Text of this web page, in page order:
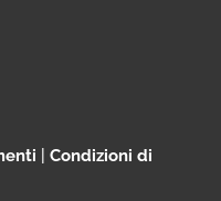
Condizioni di